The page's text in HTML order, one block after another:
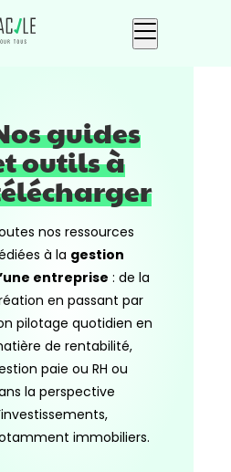
guides
outils à
nos ressources
à la gestion
entreprise : de la
en passant par
pilotage quotidien en
de rentabilité,
paie ou RH ou
la perspective
immobiliers.